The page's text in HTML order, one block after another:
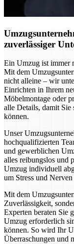
zuverlässiger
Ein Umzug ist immer
Mit dem
nicht alleine – wir
Einrichten in Ihrem
Möbelmontage oder
alle Details, damit Sie
können.
Unser
hochqualifizierten
und gewerblichen
alles reibungslos und
Umzug individuell
um Stress und Nerven
Mit dem
Zuverlässigkeit,
Experten beraten Sie
Umzug erforderlich
können. So wird Ihr
Überraschungen und